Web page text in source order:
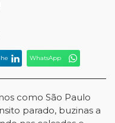
WhatsApp
como São Paulo
parado, buzinas a